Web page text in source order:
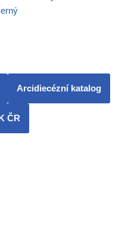
Arcidiecézní katalog
ČR